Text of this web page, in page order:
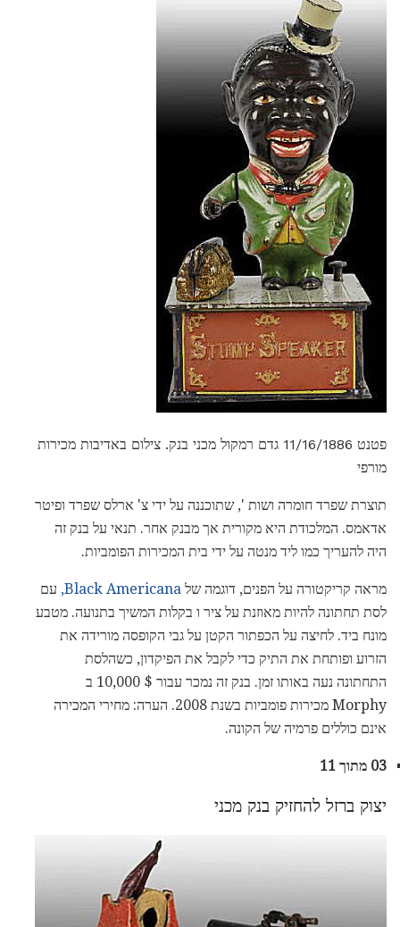
פטנט 11/16/1886 גדם רמקול מכני בנק. צילום באדיבות מכירות
מורפי
תוצרת שפרד חומרה ושות ', שתוכננה על ידי צ' ארלס שפרד ופיטר
אדאמס. המלכודת היא מקורית אך מבנק אחר. תנאי על בנק זה
היה להעריך כמו ליד מנטה על ידי בית המכירות הפומביות.
מראה קריקטורה על הפנים, דוגמה של Black Americana, עם
לסת תחתונה להיות מאוזנת על ציר ו בקלות המשיך בתנועה. מטבע
מונח ביד. לחיצה על הכפתור הקטן על גבי הקופסה מורידה את
הזרוע ופותחת את התיק כדי לקבל את הפיקדון, כשהלסת
התחתונה נעה באותו זמן. בנק זה נמכר עבור $ 10,000 ב
Morphy מכירות פומביות בשנת 2008. הערה: מחירי המכירה
אינם כוללים פרמיה של הקונה.
03 מתוך 11
יצוק ברזל להחזיק בנק מכני